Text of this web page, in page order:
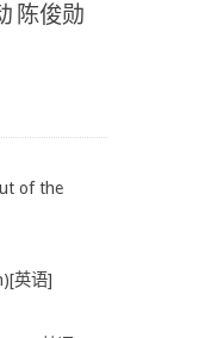
陈俊勋
of the
英语]